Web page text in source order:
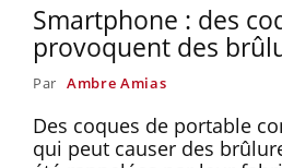
Smartphone : des
provoquent des
Par Ambre Amias
Des coques de portable
qui peut causer des